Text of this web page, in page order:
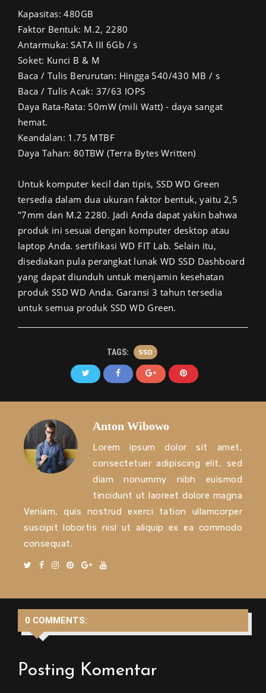
Kapasitas: 480GB
Faktor Bentuk: M.2, 2280
Antarmuka: SATA III 6Gb / s
Soket: Kunci B & M
Baca / Tulis Berurutan: Hingga 540/430 MB / s
Baca / Tulis Acak: 37/63 IOPS
Daya Rata-Rata: 50mW (mili Watt) - daya sangat
hemat.
Keandalan: 1.75 MTBF
Daya Tahan: 80TBW (Terra Bytes Written)
Untuk komputer kecil dan tipis, SSD WD Green
tersedia dalam dua ukuran faktor bentuk, yaitu 2,5
"7mm dan M.2 2280. Jadi Anda dapat yakin bahwa
produk ini sesuai dengan komputer desktop atau
laptop Anda. sertifikasi WD FIT Lab. Selain itu,
disediakan pula perangkat lunak WD SSD Dashboard
yang dapat diunduh untuk menjamin kesehatan
produk SSD WD Anda. Garansi 3 tahun tersedia
untuk semua produk SSD WD Green.
TAGS: SSD
Anton Wibowo
Lorem ipsum dolor sit amet,
consectetuer adipiscing elit, sed
diam nonummy nibh euismod
tincidunt ut laoreet dolore magna
Veniam, quis nostrud exerci tation ullamcorper
suscipit lobortis nisl ut aliquip ex ea commodo
consequat.
0 COMMENTS:
Posting Komentar